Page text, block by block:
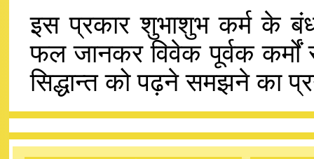
इस प्रकार शुभाशुभ कर्म के
फल जानकर विवेक पूर्वक कर्मों
सिद्धान्त को पढ़ने समझने का